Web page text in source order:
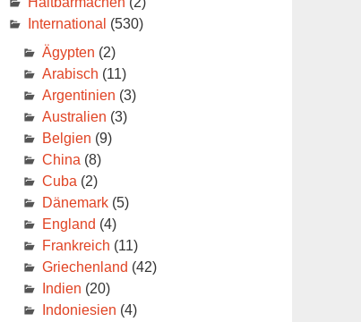
International (530)
Ägypten (2)
Arabisch (11)
Argentinien (3)
Australien (3)
Belgien (9)
China (8)
Cuba (2)
Dänemark(5)
England (4)
Frankreich (11)
Griechenland (42)
Indien (20)
Indoniesien (4)